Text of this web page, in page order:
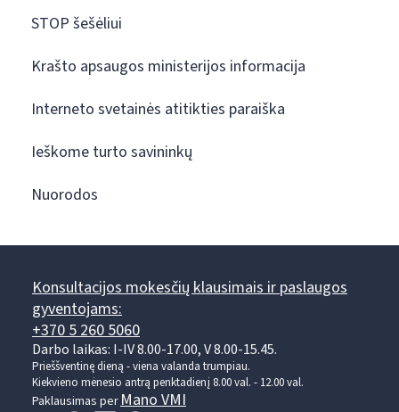
STOP šešėliui
Krašto apsaugos ministerijos informacija
Interneto svetainės atitikties paraiška
Ieškome turto savininkų
Nuorodos
Konsultacijos mokesčių klausimais ir paslaugos
gyventojams:
+370 5 260 5060
Darbo laikas: I-IV 8.00-17.00, V 8.00-15.45.
Prieššventinę dieną - viena valanda trumpiau.
Kiekvieno mėnesio antrą penktadienį 8.00 val. - 12.00 val.
Paklausimas per Mano VMI